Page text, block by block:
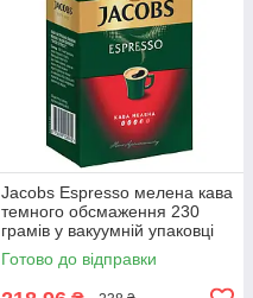
Jacobs Espresso мелена кава
темного обсмаження 230
грамів у вакуумній упаковці
Готово до відправки